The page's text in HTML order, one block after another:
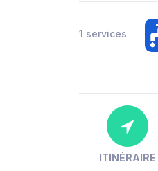
1 services
ITINÉRAIRE